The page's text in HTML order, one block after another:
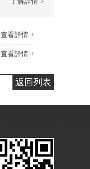
查看詳情 +
查看詳情 +
返回列表